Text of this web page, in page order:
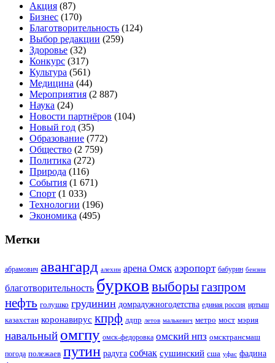
Акция (87)
Бизнес (170)
Благотворительность (124)
Выбор редакции (259)
Здоровье (32)
Конкурс (317)
Культура (561)
Медицина (44)
Мероприятия (2 887)
Наука (24)
Новости партнёров (104)
Новый год (35)
Образование (772)
Общество (2 759)
Политика (272)
Природа (116)
События (1 671)
Спорт (1 033)
Технологии (196)
Экономика (495)
Метки
абрамович авангард алехин арена Омск аэропорт бабурин бензин
благотворительность бурков выборыгазпром
нефть голушко грудинин домрадужногодетства единая россия иртыш
казахстан коронавирус кпрф лдпр летов малькевич метро мост мэрия
навальный омгпу омск-федоровка омский нпз омсктрансмаш
погода полежаев путин радуга собчак сушинский сша уфас фадина